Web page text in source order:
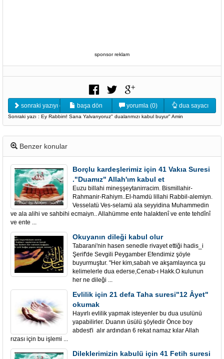
sponsor reklam
sonraki yazıyı oku başa dön yorumla (0) dua sayacı
Sonraki yazı : Ey Rabbim! Sana Yalvarıyoruz" dualarımızı kabul buyur" Amin
Benzer konular
Borçlu kardeşlerimiz için 41 Vakıa Suresi
."Duamız" Allah'ım kabul et
Euzu billahi mineşşeytanirracim. Bismillahir-
Rahmanir-Rahiym..El-hamdü lillahi Rabbil-alemiyn.
Vesselatü Ves-selamü ala seyyidina Muhammedin
ve ala alihi ve sahbihi ecmaiyn.. Allahümme ente halaktenî ve ente tehdînî
ve ente ...
Okuyanın dileği kabul olur
Tabarani'nin hasen senedle rivayet ettiği hadis_i
Şerif'de Sevgili Peygamber Efendimiz şöyle
buyurmuştur. "Her kim,sabah ve akşamlayınca şu
kelimelerle dua ederse,Cenab-ı Hakk.O kulunun
her ne dileği ...
Evlilik için 21 defa Taha suresi"12 Âyet"
okumak
Hayırlı evlilik yapmak isteyenler bu dua usulünü
yapabilirler. Duanın üsülü şöyledir Önce boy
abdest'i alır ardından 6 rekat namaz kılar Allah
rızası için bu işlemi ...
Dileklerimizin kabulü için 41 Fetih suresi